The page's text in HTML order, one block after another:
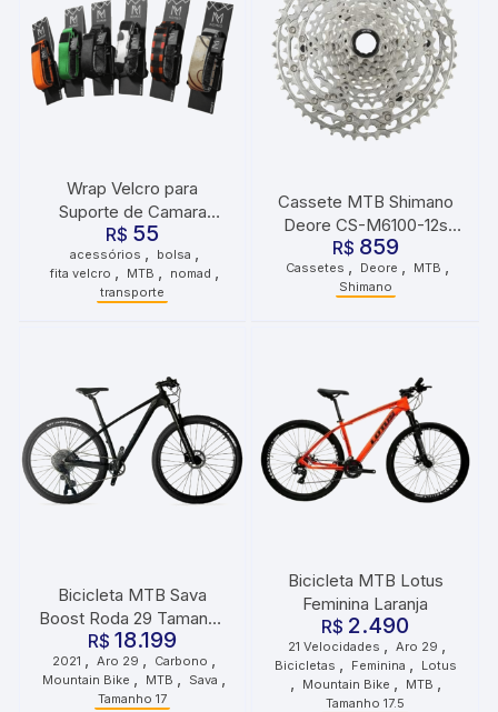
Wrap Velcro para
Suporte de Camara
Nomad
R$ 55
acessórios bolsa
fita velcro MTB nomad
transporte
Cassete MTB Shimano
Deore CS-M6100-12s
10X51D
R$ 859
Cassetes , Deore , MTB ,
Shimano
Bicicleta MTB Sava
Boost Roda 29 Tamanho
17 2021 Preto Grafite
R$ 18.199
2021 Aro 29 Carbono
Mountain Bike MTB Sava
Tamanho 17
Bicicleta MTB Lotus
Feminina Laranja
R$ 2.490
21 Velocidades Aro 29
Bicicletas Feminina Lotus
Mountain Bike MTB
Tamanho 17.5